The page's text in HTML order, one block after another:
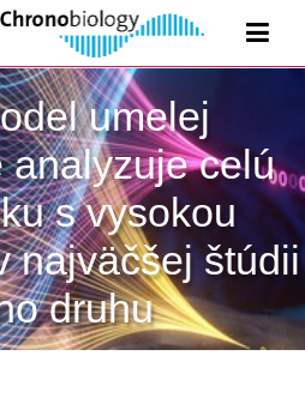
umelej
analyzuje celú
s vysokou
najväčšej štúdii
druhu